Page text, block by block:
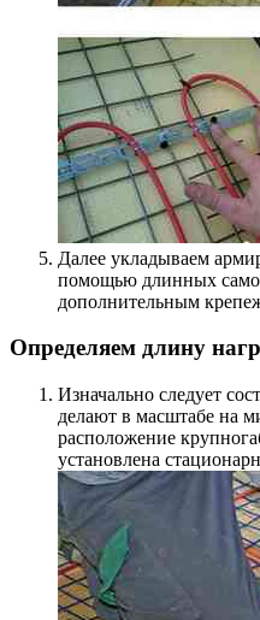
Далее укладываем
помощью длинных
дополнительным
Определяем длину
Изначально следует
делают в масштабе на
расположение
установлена